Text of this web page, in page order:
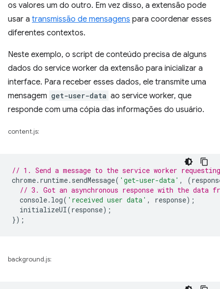
os valores um do outro. Em vez disso, a extensão pode
usar a transmissão de mensagens para coordenar esses
diferentes contextos.
Neste exemplo, o script de conteúdo precisa de alguns
dados do service worker da extensão para inicializar a
interface. Para receber esses dados, ele transmite uma
mensagem get-user-data ao service worker, que
responde com uma cópia das informações do usuário.
content.js:
// 1. Send a message to the service worker
chrome. runtime. sendMessage( 'get-user-data' , (
// 3. Got an asynchronous response with the data
console. log( 'received user data' , response);
initializeUI(response);
});
background.js: